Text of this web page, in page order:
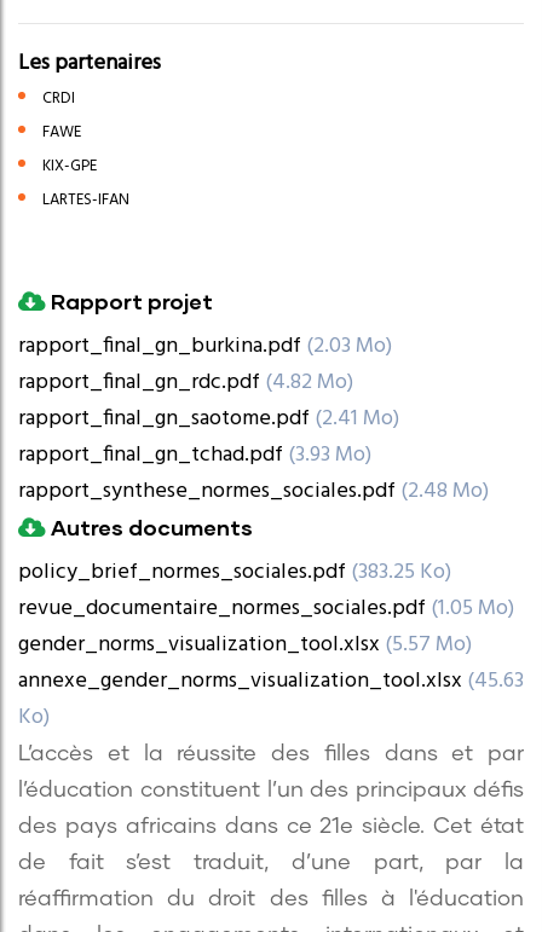
Les partenaires
CRDI
FAWE
KIX-GPE
LARTES-IFAN
Rapport projet
Document
rapport_final_gn_burkina.pdf (2.03 Mo)
Document
rapport_final_gn_rdc.pdf (4.82 Mo)
Document
rapport_final_gn_saotome.pdf (2.41 Mo)
Document
rapport_final_gn_tchad.pdf (3.93 Mo)
Document
rapport_synthese_normes_sociales.pdf (2.48 Mo)
Autres documents
Document
policy_brief_normes_sociales.pdf (383.25 Ko)
Document
revue_documentaire_normes_sociales.pdf (1.05 Mo)
Document
gender_norms_visualization_tool.xlsx (5.57 Mo)
Document
annexe_gender_norms_visualization_tool.xlsx (45.63
Ko)
L’accès et la réussite des filles dans et par
l’éducation constituent l’un des principaux défis
des pays africains dans ce 21e siècle. Cet état
de fait s’est traduit, d’une part, par la
réaffirmation du droit des filles à l'éducation